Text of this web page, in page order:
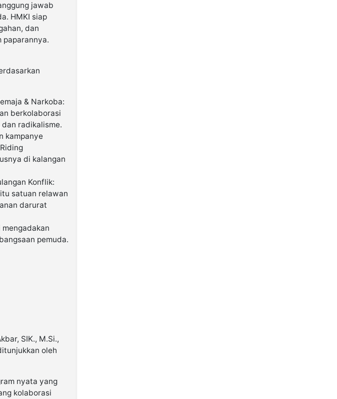
jawab
HMKI siap
dan
paparannya.
& Narkoba:
berkolaborasi
radikalisme.
kampanye
di kalangan
Konflik:
satuan relawan
darurat
mengadakan
pemuda.
SIK., M.Si.,
oleh
nyata yang
kolaborasi